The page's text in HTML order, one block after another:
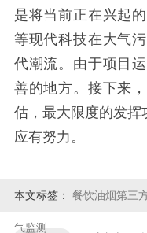
是将当前正在兴起
等现代科技在大气
代潮流。由于项目
善的地方。接下来
估，最大限度的发挥
应有努力。
本文标签： 餐饮油烟第三
气监测